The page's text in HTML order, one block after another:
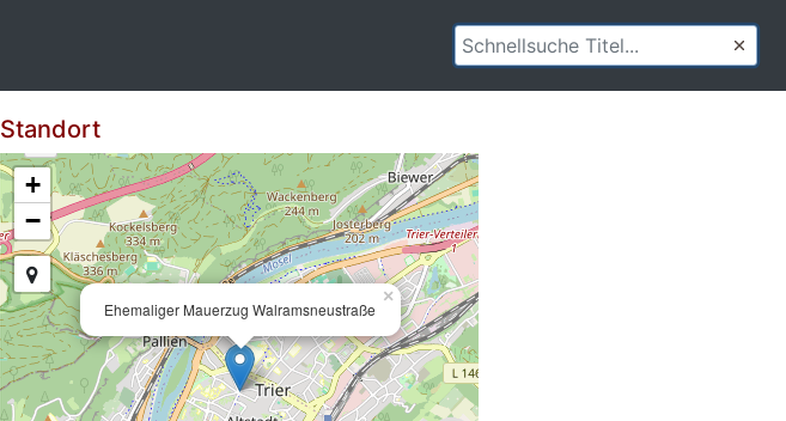
Standort
Ehemaliger Mauerzug Walramsneustraße
×
+
−